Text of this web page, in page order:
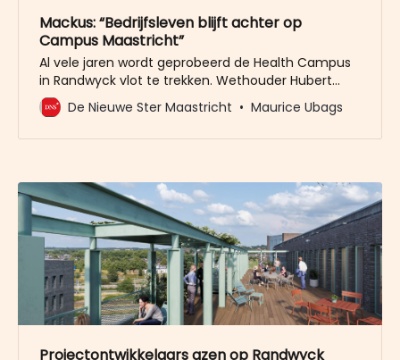
Mackus: “Bedrijfsleven blijft achter op
Campus Maastricht”
Al vele jaren wordt geprobeerd de Health Campus
in Randwyck vlot te trekken. Wethouder Hubert
Mackus van economische zaken gaf dinsdagavond
toe: “Het bedrijfsleven blijft achter.” In de
de
De Nieuwe Ster Maastricht Maurice Ubags
Projectontwikkelaars azen op Randwyck